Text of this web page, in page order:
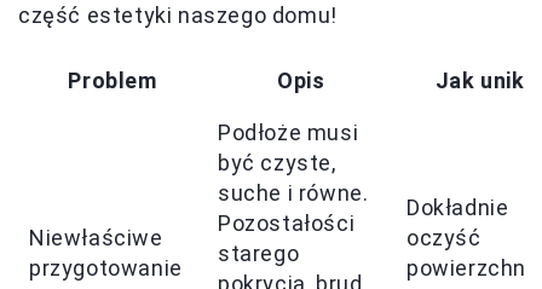
część estetyki naszego domu!
Problem Opis Jak
Niewłaściwe
przygotowanie
Podłoże musi
być czyste,
suche i równe.
Pozostałości
starego
pokrycia, brud
Dokładnie
oczyść